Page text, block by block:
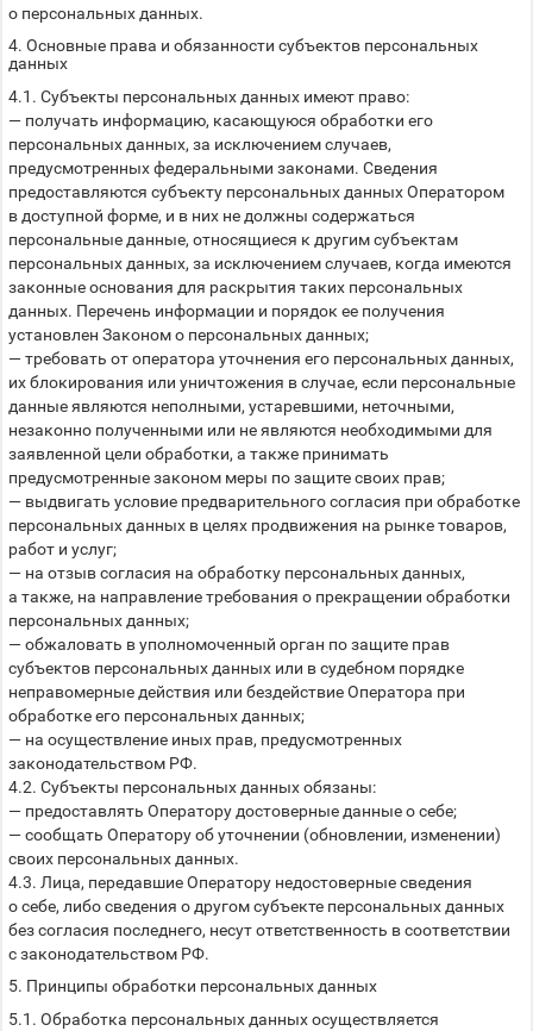
о персональных данных.
4. Основные права и обязанности субъектов персональных
данных
4.1. Субъекты персональных данных имеют право:
— получать информацию, касающуюся обработки его
персональных данных, за исключением случаев,
предусмотренных федеральными законами. Сведения
предоставляются субъекту персональных данных Оператором
в доступной форме, и в них не должны содержаться
персональные данные, относящиеся к другим субъектам
персональных данных, за исключением случаев, когда имеются
законные основания для раскрытия таких персональных
данных. Перечень информации и порядок ее получения
установлен Законом о персональных данных;
— требовать от оператора уточнения его персональных данных,
их блокирования или уничтожения в случае, если персональные
данные являются неполными, устаревшими, неточными,
незаконно полученными или не являются необходимыми для
заявленной цели обработки, а также принимать
предусмотренные законом меры по защите своих прав;
— выдвигать условие предварительного согласия при обработке
персональных данных в целях продвижения на рынке товаров,
работ и услуг;
— на отзыв согласия на обработку персональных данных,
а также, на направление требования о прекращении обработки
персональных данных;
— обжаловать в уполномоченный орган по защите прав
субъектов персональных данных или в судебном порядке
неправомерные действия или бездействие Оператора при
обработке его персональных данных;
— на осуществление иных прав, предусмотренных
законодательством РФ.
4.2. Субъекты персональных данных обязаны:
— предоставлять Оператору достоверные данные о себе;
— сообщать Оператору об уточнении (обновлении, изменении)
своих персональных данных.
4.3. Лица, передавшие Оператору недостоверные сведения
о себе, либо сведения о другом субъекте персональных данных
без согласия последнего, несут ответственность в соответствии
с законодательством РФ.
5. Принципы обработки персональных данных
5.1. Обработка персональных данных осуществляется